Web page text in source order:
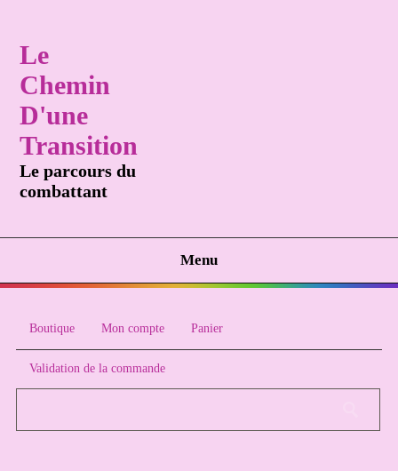
Le
Chemin
D'une
Transition
Le parcours du
combattant
Menu
Boutique Mon compte Panier
Validation de la commande